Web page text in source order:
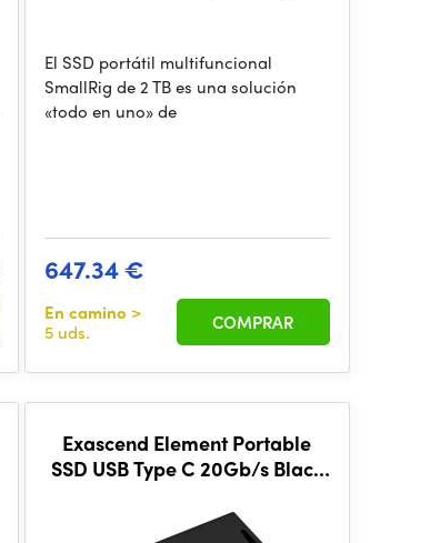
El SSD portátil multifuncional
SmallRig de 2 TB es una solución
«todo en uno» de
647.34 €
En camino >
5 uds.
COMPRAR
Exascend Element Portable
SSD USB Type C 20Gb/s Black